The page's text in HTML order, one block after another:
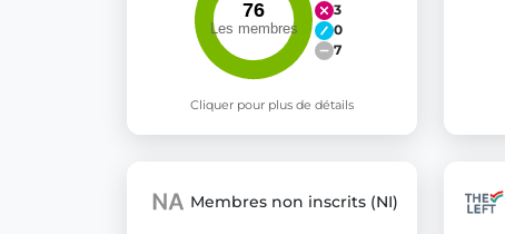
3
0
7
Cliquer pour plus de détails
Membres non inscrits (NI)